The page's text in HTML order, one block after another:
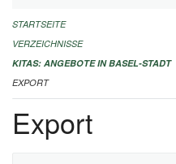
ALLGEMEINE INFORMATIONEN
IMPRESSUM
STARTSEITE
VERZEICHNISSE
KITAS: ANGEBOTE IN BASEL-STADT
EXPORT
Export